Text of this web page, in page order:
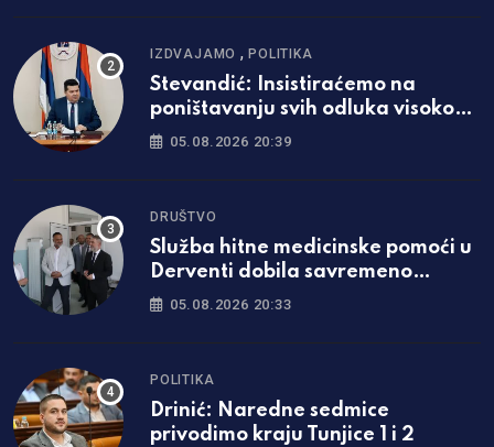
IZDVAJAMO ,POLITIKA
Stevandić: Insistiraćemo na
poništavanju svih odluka visokog
predstavnika
05.08.2026 20:39
DRUŠTVO
Služba hitne medicinske pomoći u
Derventi dobila savremeno
opremljen prostor
05.08.2026 20:33
POLITIKA
Drinić: Naredne sedmice
privodimo kraju Tunjice 1 i 2